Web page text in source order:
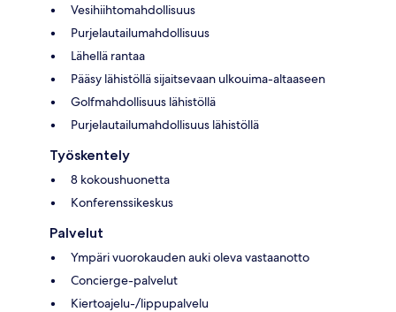
Vesihiihtomahdollisuus
Purjelautailumahdollisuus
Lähellä rantaa
Pääsy lähistöllä sijaitsevaan ulkouima-altaaseen
Golfmahdollisuus lähistöllä
Purjelautailumahdollisuus lähistöllä
Työskentely
8 kokoushuonetta
Konferenssikeskus
Palvelut
Ympäri vuorokauden auki oleva vastaanotto
Concierge-palvelut
Kiertoajelu-/lippupalvelu